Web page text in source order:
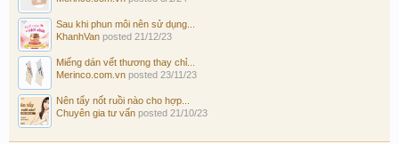
Sau khi phun môi nên sử dụng...
KhanhVan posted 21/12/23
Miếng dán vết thương thay chỉ...
Merinco.com.vn posted 23/11/23
Nên tẩy nốt ruồi nào cho hợp...
Chuyên gia tư vấn posted 21/10/23